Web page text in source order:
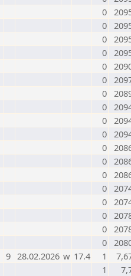
0
0
0
0
0
0
0
0
0
0
0
0
0
0
0
0
0
0
9 28.02.2026 w 17.4 1
1